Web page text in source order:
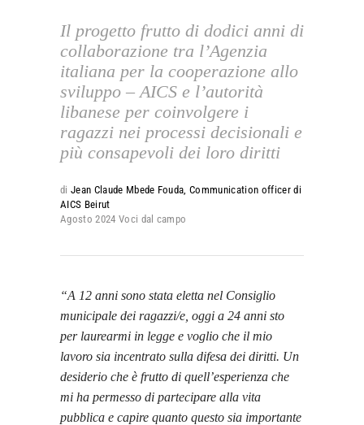
Il progetto frutto di dodici anni di
collaborazione tra l’Agenzia
italiana per la cooperazione allo
sviluppo – AICS e l’autorità
libanese per coinvolgere i
ragazzi nei processi decisionali e
più consapevoli dei loro diritti
di Jean Claude Mbede Fouda, Communication officer di
AICS Beirut
Agosto 2024 Voci dal campo
“A 12 anni sono stata eletta nel Consiglio
municipale dei ragazzi/e, oggi a 24 anni sto
per laurearmi in legge e voglio che il mio
lavoro sia incentrato sulla difesa dei diritti. Un
desiderio che è frutto di quell’esperienza che
mi ha permesso di partecipare alla vita
pubblica e capire quanto questo sia importante